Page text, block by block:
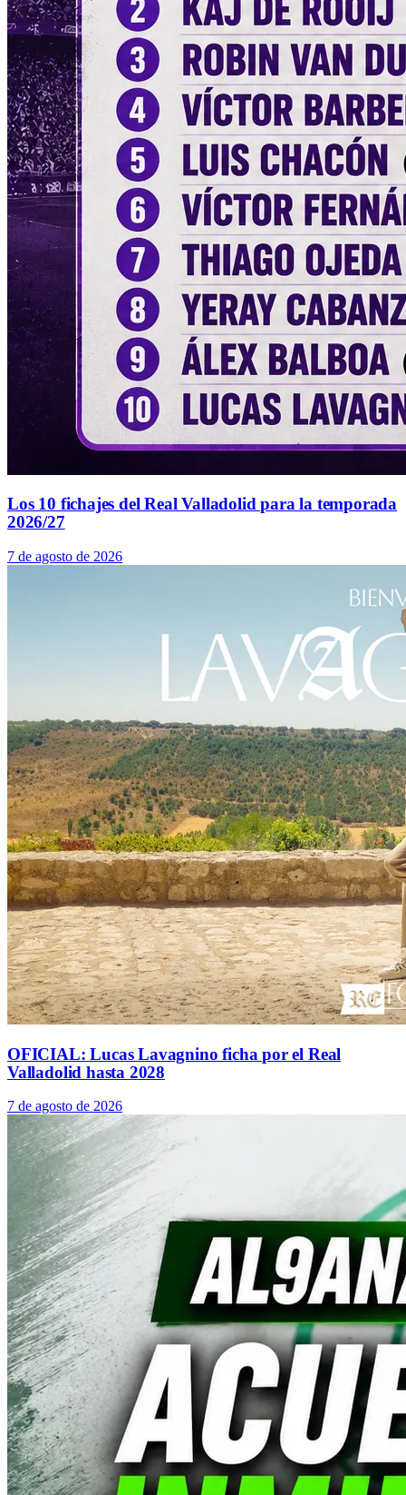
Los 10 fichajes del Real Valladolid para la temporada
2026/27
7 de agosto de 2026
OFICIAL: Lucas Lavagnino ficha por el Real
Valladolid hasta 2028
7 de agosto de 2026